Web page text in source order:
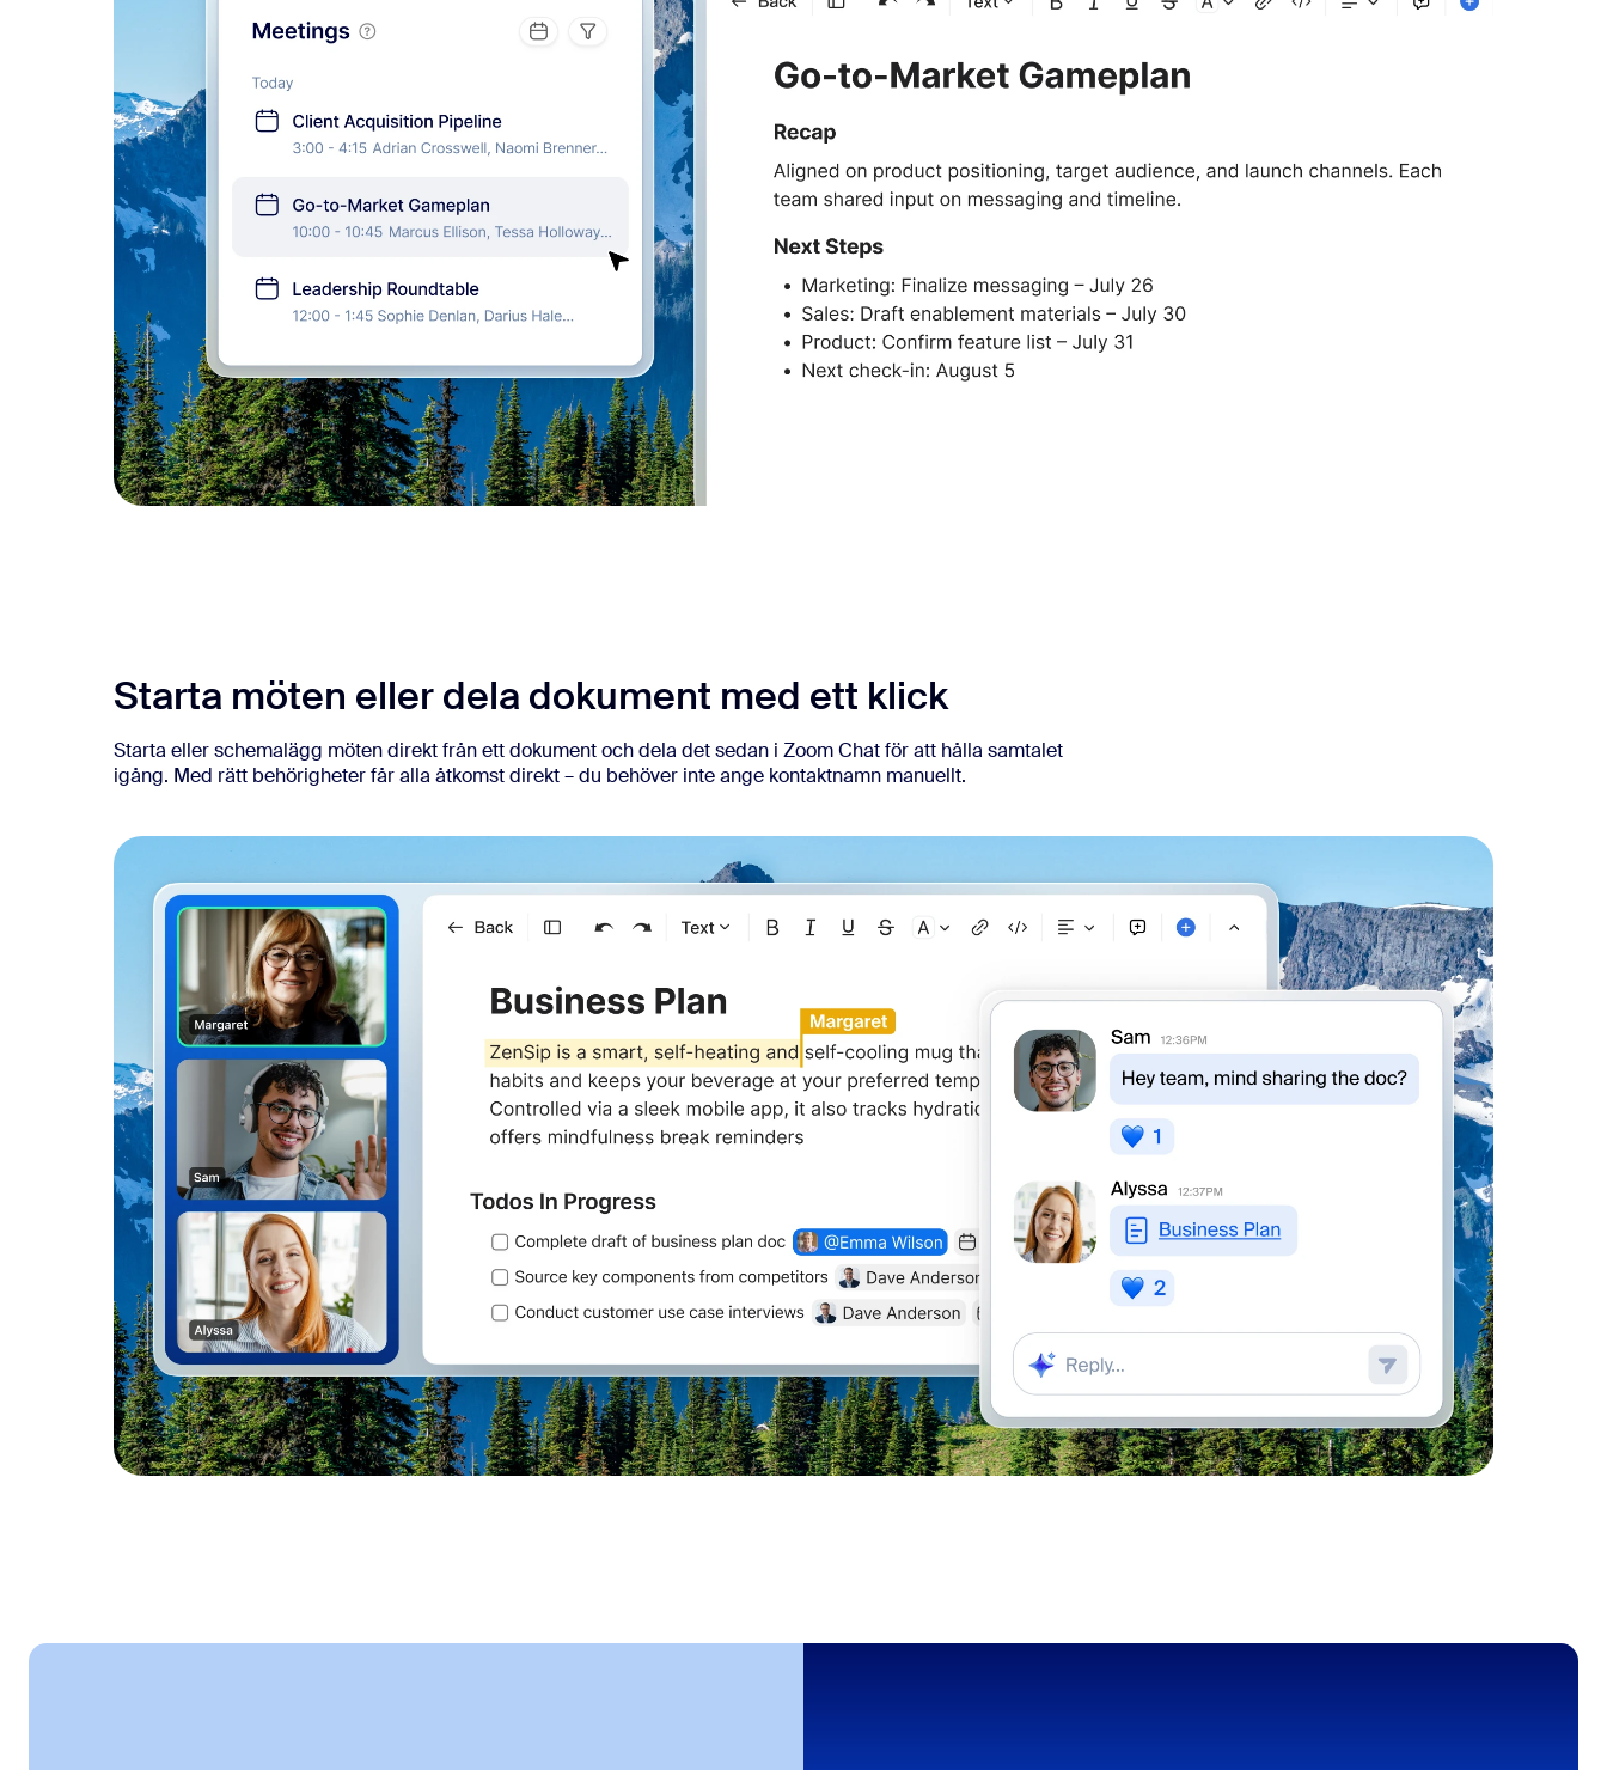
Starta möten eller dela dokument med ett klick
Starta eller schemalägg möten direkt från ett dokument och dela det sedan i Zoom Chat för att hålla samtalet
igång. Med rätt behörigheter får alla åtkomst direkt – du behöver inte ange kontaktnamn manuellt.